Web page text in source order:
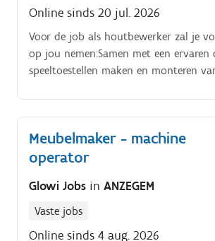
Online sinds 20 jul. 2026
Voor de job als houtbewerker zal je
op jou nemen:Samen met een ervaren
speeltoestellen maken en monteren
houten onderdelen.
Meubelmaker - machine
operator
Glowi Jobs in ANZEGEM
Vaste jobs
Online sinds 4 aug. 2026